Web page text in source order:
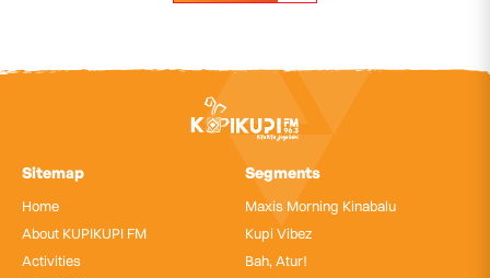
Sitemap
Home
About KUPIKUPI FM
Activities
Segments
Maxis Morning Kinabalu
Kupi Vibez
Bah, Atur!